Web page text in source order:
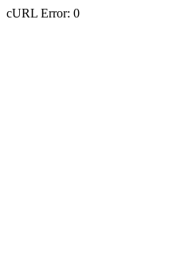
cURL Error: 0